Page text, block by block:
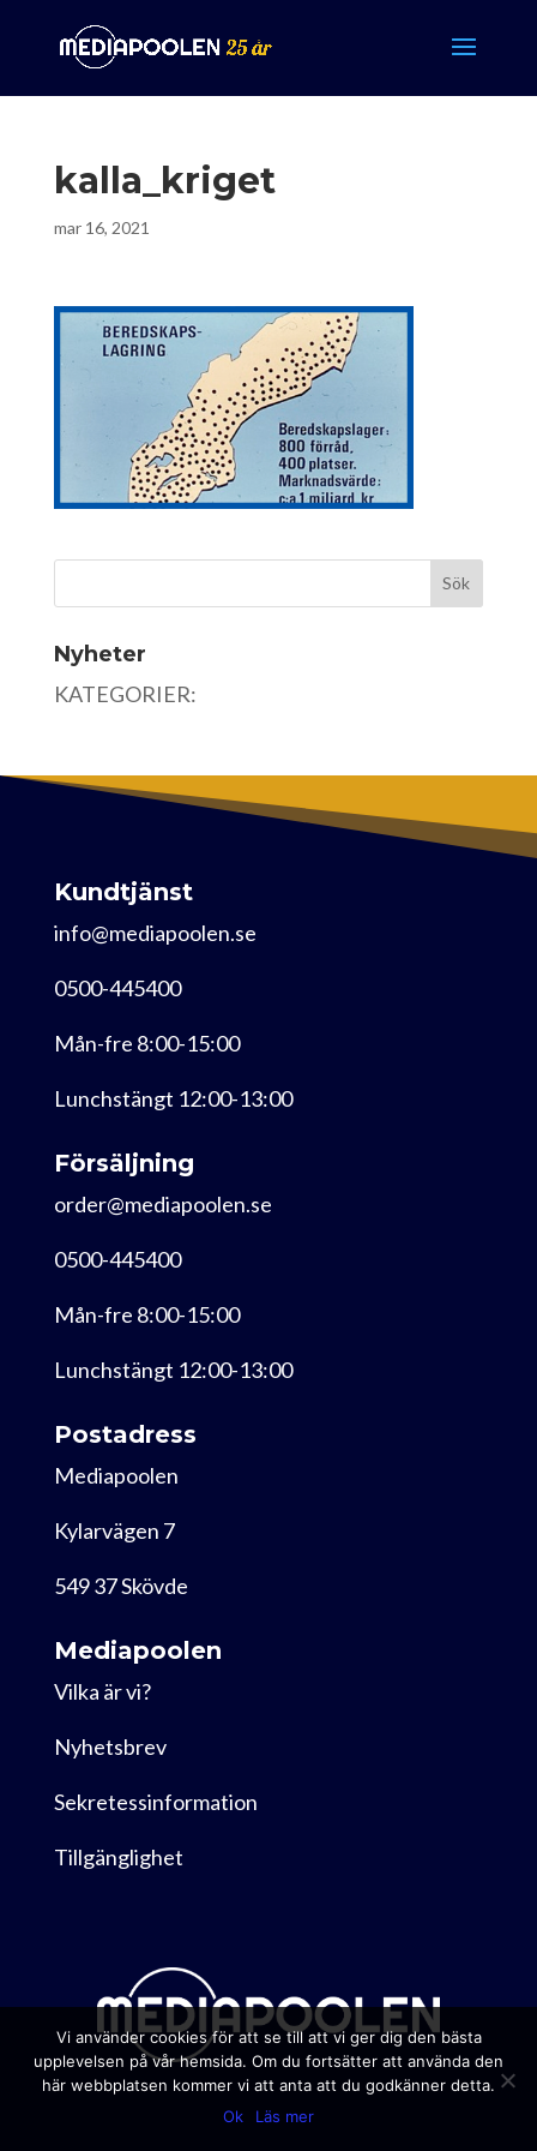
kalla_kriget
mar 16, 2021
Nyheter
KATEGORIER:
Kundtjänst
info@mediapoolen.se
0500-445400
Mån-fre 8:00-15:00
Lunchstängt 12:00-13:00
Försäljning
order@mediapoolen.se
0500-445400
Mån-fre 8:00-15:00
Lunchstängt 12:00-13:00
Postadress
Mediapoolen
Kylarvägen 7
549 37 Skövde
Mediapoolen
Vilka är vi?
Nyhetsbrev
Sekretessinformation
Tillgänglighet
Vi använder cookies för att se till att vi ger dig den bästa
upplevelsen på vår hemsida. Om du fortsätter att använda den
här webbplatsen kommer vi att anta att du godkänner detta.
Ok
Läs mer